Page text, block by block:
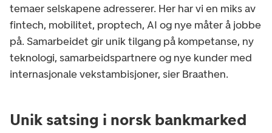
temaer selskapene adresserer. Her har vi en miks av
fintech, mobilitet, proptech, AI og nye måter å jobbe
på. Samarbeidet gir unik tilgang på kompetanse, ny
teknologi, samarbeidspartnere og nye kunder med
internasjonale vekstambisjoner, sier Braathen.
Unik satsing i norsk bankmarked